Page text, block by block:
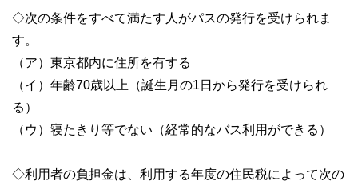
◇次の条件をすべて満たす人がパスの発行を受けられま
す。
（ア）東京都内に住所を有する
（イ）年齢70歳以上（誕生月の1日から発行を受けられ
る）
（ウ）寝たきり等でない（経常的なバス利用ができる）
◇利用者の負担金は、利用する年度の住民税によって次の